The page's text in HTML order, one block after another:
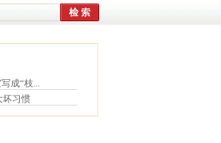
下出血
成“枝...
招
坏习惯
热敷